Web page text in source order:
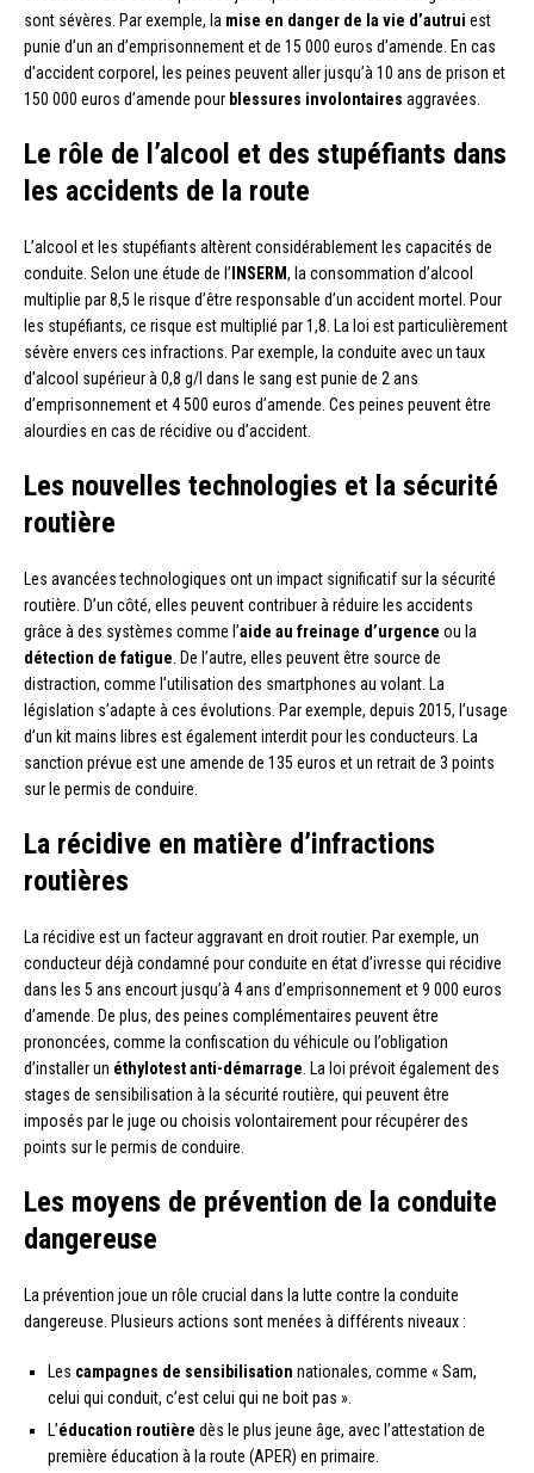
sont sévères. Par exemple, la mise en danger de la vie d’autrui est
punie d’un an d’emprisonnement et de 15 000 euros d’amende. En cas
d’accident corporel, les peines peuvent aller jusqu’à 10 ans de prison et
150 000 euros d’amende pour blessures involontaires aggravées.
Le rôle de l’alcool et des stupéfiants dans
les accidents de la route
L’alcool et les stupéfiants altèrent considérablement les capacités de
conduite. Selon une étude de l’ INSERM, la consommation d’alcool
multiplie par 8,5 le risque d’être responsable d’un accident mortel. Pour
les stupéfiants, ce risque est multiplié par 1,8. La loi est particulièrement
sévère envers ces infractions. Par exemple, la conduite avec un taux
d’alcool supérieur à 0,8 g/l dans le sang est punie de 2 ans
d’emprisonnement et 4 500 euros d’amende. Ces peines peuvent être
alourdies en cas de récidive ou d’accident.
Les nouvelles technologies et la sécurité
routière
Les avancées technologiques ont un impact significatif sur la sécurité
routière. D’un côté, elles peuvent contribuer à réduire les accidents
grâce à des systèmes comme l’aide au freinage d’urgence ou la
détection de fatigue. De l’autre, elles peuvent être source de
distraction, comme l’utilisation des smartphones au volant. La
législation s’adapte à ces évolutions. Par exemple, depuis 2015, l’usage
d’un kit mains libres est également interdit pour les conducteurs. La
sanction prévue est une amende de 135 euros et un retrait de 3 points
sur le permis de conduire.
La récidive en matière d’infractions
routières
La récidive est un facteur aggravant en droit routier. Par exemple, un
conducteur déjà condamné pour conduite en état d’ivresse qui récidive
dans les 5 ans encourt jusqu’à 4 ans d’emprisonnement et 9 000 euros
d’amende. De plus, des peines complémentaires peuvent être
prononcées, comme la confiscation du véhicule ou l’obligation
d’installer un éthylotest anti-démarrage. La loi prévoit également des
stages de sensibilisation à la sécurité routière, qui peuvent être
imposés par le juge ou choisis volontairement pour récupérer des
points sur le permis de conduire.
Les moyens de prévention de la conduite
dangereuse
La prévention joue un rôle crucial dans la lutte contre la conduite
dangereuse. Plusieurs actions sont menées à différents niveaux :
Les campagnes de sensibilisation nationales, comme « Sam,
celui qui conduit, c’est celui qui ne boit pas ».
L’éducation routière dès le plus jeune âge, avec l’attestation de
première éducation à la route (APER) en primaire.